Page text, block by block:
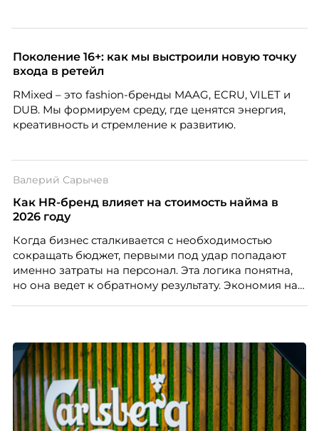
Поколение 16+: как мы выстроили новую точку
входа в ретейл
RMixed – это fashion-бренды MAAG, ECRU, VILET и
DUB. Мы формируем среду, где ценятся энергия,
креативность и стремление к развитию.
Валерий Сарычев
Как HR-бренд влияет на стоимость найма в
2026 году
Когда бизнес сталкивается с необходимостью
сокращать бюджет, первыми под удар попадают
именно затраты на персонал. Эта логика понятна,
но она ведет к обратному результату. Экономия на